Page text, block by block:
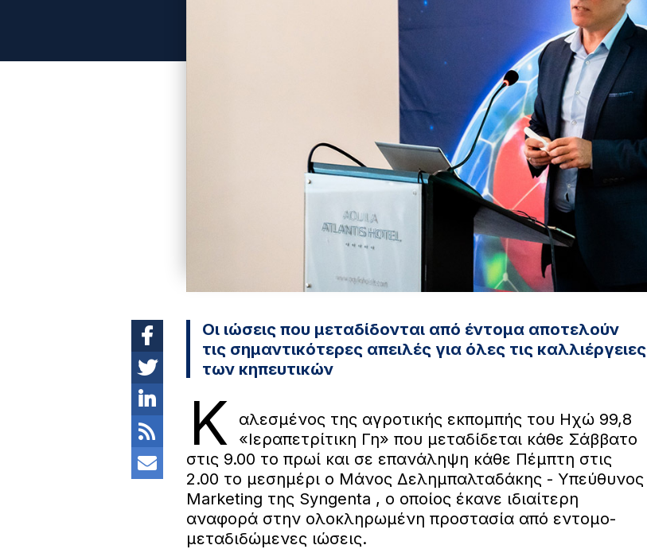
Οι ιώσεις που μεταδίδονται από έντομα αποτελούν
τις σημαντικότερες απειλές για όλες τις καλλιέργειες
των κηπευτικών
Κ
αλεσμένος της αγροτικής εκπομπής του Ηχώ 99,8
«Ιεραπετρίτικη Γη» που μεταδίδεται κάθε Σάββατο
στις 9.00 το πρωί και σε επανάληψη κάθε Πέμπτη στις
2.00 το μεσημέρι ο Μάνος Δελημπαλταδάκης - Υπεύθυνος
Marketing της Syngenta , ο οποίος έκανε ιδιαίτερη
αναφορά στην ολοκληρωμένη προστασία από εντομο-
μεταδιδώμενες ιώσεις.